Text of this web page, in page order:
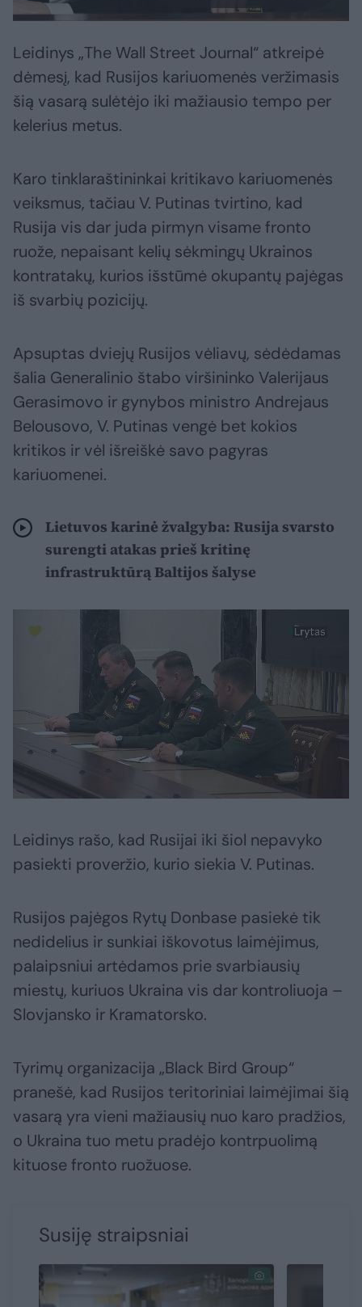
Leidinys „The Wall Street Journal“ atkreipė
dėmesį, kad Rusijos kariuomenės veržimasis
šią vasarą sulėtėjo iki mažiausio tempo per
kelerius metus.
Karo tinklaraštininkai kritikavo kariuomenės
veiksmus, tačiau V. Putinas tvirtino, kad
Rusija vis dar juda pirmyn visame fronto
ruože, nepaisant kelių sėkmingų Ukrainos
kontratakų, kurios išstūmė okupantų pajėgas
iš svarbių pozicijų.
Apsuptas dviejų Rusijos vėliavų, sėdėdamas
šalia Generalinio štabo viršininko Valerijaus
Gerasimovo ir gynybos ministro Andrejaus
Belousovo, V. Putinas vengė bet kokios
kritikos ir vėl išreiškė savo pagyras
kariuomenei.
Lietuvos karinė žvalgyba: Rusija svarsto
surengti atakas prieš kritinę
infrastruktūrą Baltijos šalyse
Leidinys rašo, kad Rusijai iki šiol nepavyko
pasiekti proveržio, kurio siekia V. Putinas.
Rusijos pajėgos Rytų Donbase pasiekė tik
nedidelius ir sunkiai iškovotus laimėjimus,
palaipsniui artėdamos prie svarbiausių
miestų, kuriuos Ukraina vis dar kontroliuoja –
Slovjansko ir Kramatorsko.
Tyrimų organizacija „Black Bird Group“
pranešė, kad Rusijos teritoriniai laimėjimai šią
vasarą yra vieni mažiausių nuo karo pradžios,
o Ukraina tuo metu pradėjo kontrpuolimą
kituose fronto ruožuose.
Susiję straipsniai